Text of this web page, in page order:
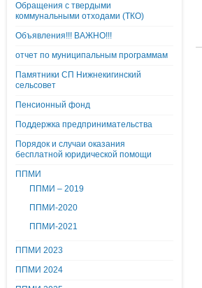
Обращения с твердыми
коммунальными отходами (ТКО)
Объявления!!! ВАЖНО!!!
отчет по муниципальным программам
Памятники СП Нижнекигинский
сельсовет
Пенсионный фонд
Поддержка предпринимательства
Порядок и случаи оказания
бесплатной юридической помощи
ППМИ
ППМИ – 2019
ППМИ-2020
ППМИ-2021
ППМИ 2023
ППМИ 2024